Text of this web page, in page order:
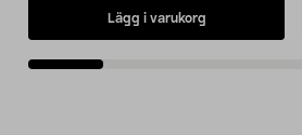
Lägg i varukorg